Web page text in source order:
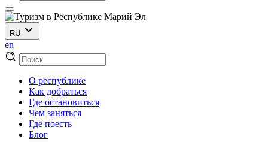
RU
en
О республике
Как добраться
Где остановиться
Чем заняться
Где поесть
Блог